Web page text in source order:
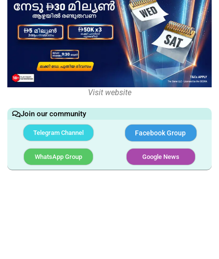
Visit website
Join our community
Telegram Channel Facebook Group
WhatsApp Group Google News